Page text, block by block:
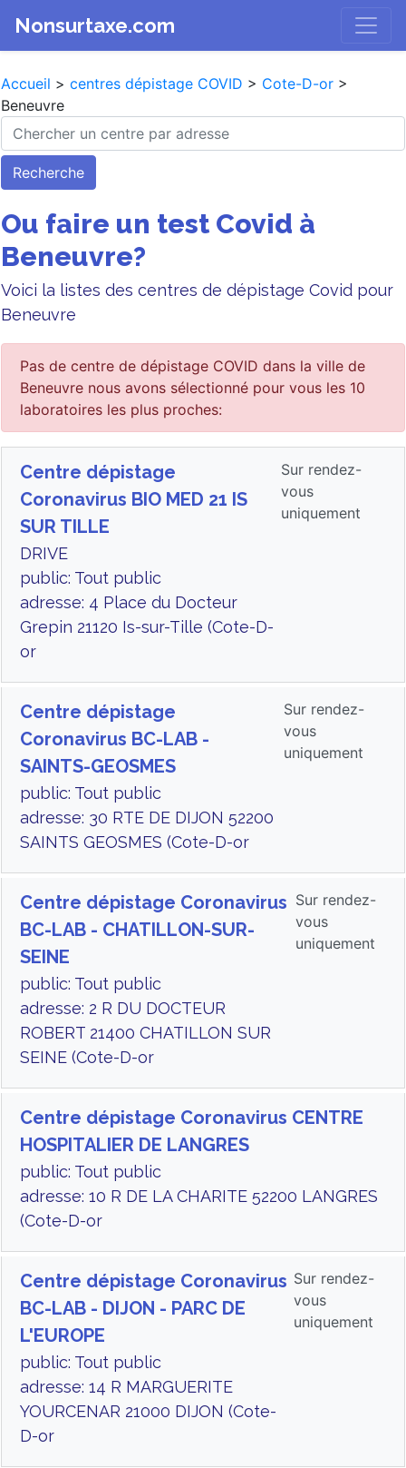
Nonsurtaxe.com
Accueil > centres dépistage COVID > Cote-D-or >
Beneuvre
Recherche
Ou faire un test Covid à
Beneuvre?
Voici la listes des centres de dépistage Covid pour
Beneuvre
Pas de centre de dépistage COVID dans la ville de
Beneuvre nous avons sélectionné pour vous les 10
laboratoires les plus proches:
Centre dépistage
Coronavirus BIO MED 21 IS
SUR TILLE
DRIVE
public: Tout public
adresse: 4 Place du Docteur
Grepin 21120 Is-sur-Tille (Cote-D-
or
Sur rendez-
vous
uniquement
Centre dépistage
Coronavirus BC-LAB -
SAINTS-GEOSMES
public: Tout public
adresse: 30 RTE DE DIJON 52200
SAINTS GEOSMES (Cote-D-or
Sur rendez-
vous
uniquement
Centre dépistage Coronavirus
BC-LAB - CHATILLON-SUR-
SEINE
public: Tout public
adresse: 2 R DU DOCTEUR
ROBERT 21400 CHATILLON SUR
SEINE (Cote-D-or
Sur rendez-
vous
uniquement
Centre dépistage Coronavirus CENTRE
HOSPITALIER DE LANGRES
public: Tout public
adresse: 10 R DE LA CHARITE 52200 LANGRES
(Cote-D-or
Centre dépistage Coronavirus
BC-LAB - DIJON - PARC DE
L'EUROPE
public: Tout public
adresse: 14 R MARGUERITE
YOURCENAR 21000 DIJON (Cote-
D-or
Sur rendez-
vous
uniquement